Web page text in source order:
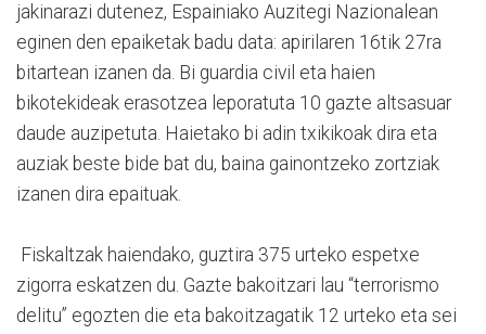
jakinarazi dutenez, Espainiako Auzitegi Nazionalean
eginen den epaiketak badu data: apirilaren 16tik 27ra
bitartean izanen da. Bi guardia civil eta haien
bikotekideak erasotzea leporatuta 10 gazte altsasuar
daude auzipetuta. Haietako bi adin txikikoak dira eta
auziak beste bide bat du, baina gainontzeko zortziak
izanen dira epaituak.
Fiskaltzak haiendako, guztira 375 urteko espetxe
zigorra eskatzen du. Gazte bakoitzari lau “terrorismo
delitu” egozten die eta bakoitzagatik 12 urteko eta sei